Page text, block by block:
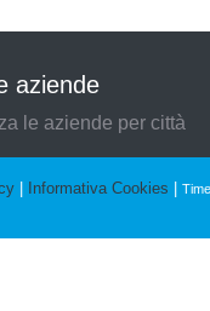
aziende
le aziende per città
| Informativa Cookies